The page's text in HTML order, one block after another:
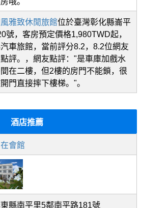
雅致休閒旅館位於臺灣彰化縣崙平
號，客房預定價格1,980TWD起，
車旅館，當前評分8.2，8.2位網友
評。，網友點評："是車庫加戲水
在二樓，但2樓的房門不能鎖，很
門直接摔下樓梯。"。
酒店推薦
會館
縣南平里5鄰南平路181號